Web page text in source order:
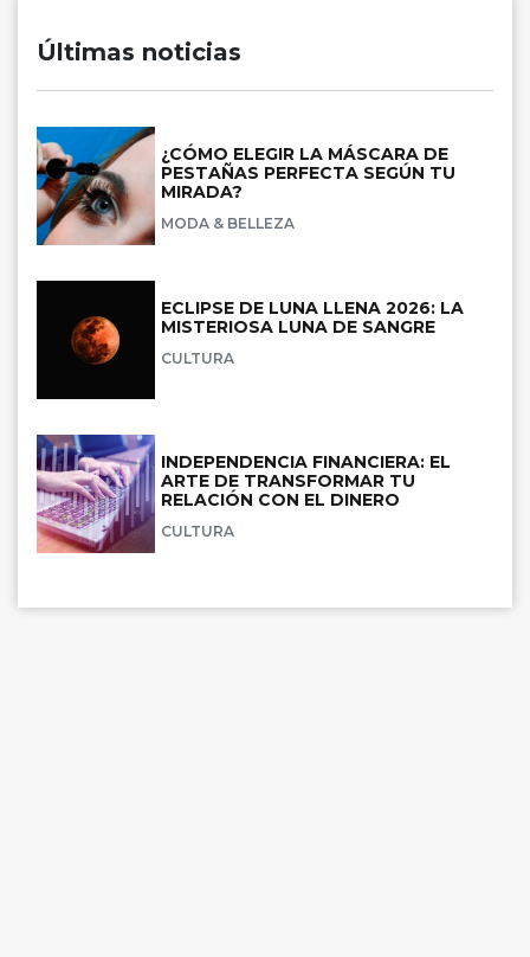
Últimas noticias
¿CÓMO ELEGIR LA MÁSCARA DE
PESTAÑAS PERFECTA SEGÚN TU
MIRADA?
MODA & BELLEZA
ECLIPSE DE LUNA LLENA 2026: LA
MISTERIOSA LUNA DE SANGRE
CULTURA
INDEPENDENCIA FINANCIERA: EL
ARTE DE TRANSFORMAR TU
RELACIÓN CON EL DINERO
CULTURA